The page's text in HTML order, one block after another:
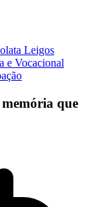
Leigos
e Vocacional
que